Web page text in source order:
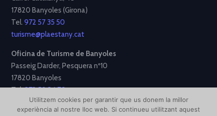
17820 Banyoles (Girona)
Tel. 972 57 35 50
turisme@plaestany.cat
Oficina de Turisme de Banyoles
Passeig Darder, Pesquera nº10
17820 Banyoles
Tel.972 58 34 70
turisme@ajbanyoles.org
Utilitzem cookies per garantir que us donem la millor
experiència al nostre lloc web. Si continueu utilitzant aquest